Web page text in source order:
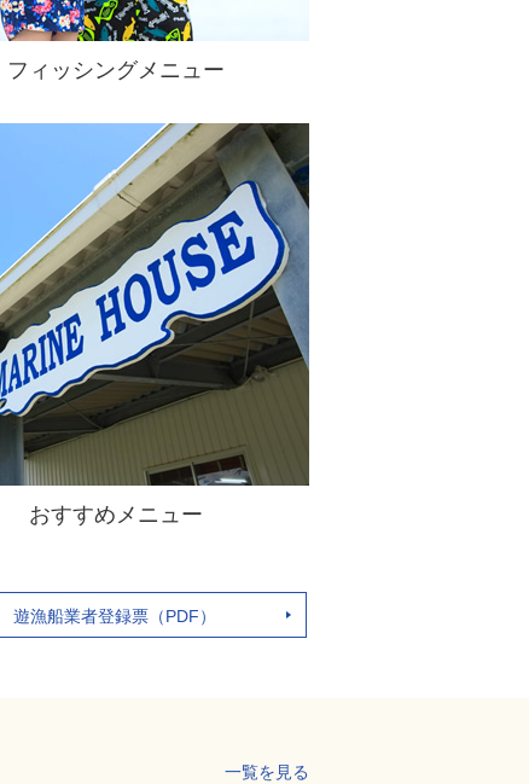
フィッシングメニュー
おすすめメニュー
遊漁船業者登録票（PDF）
一覧を見る